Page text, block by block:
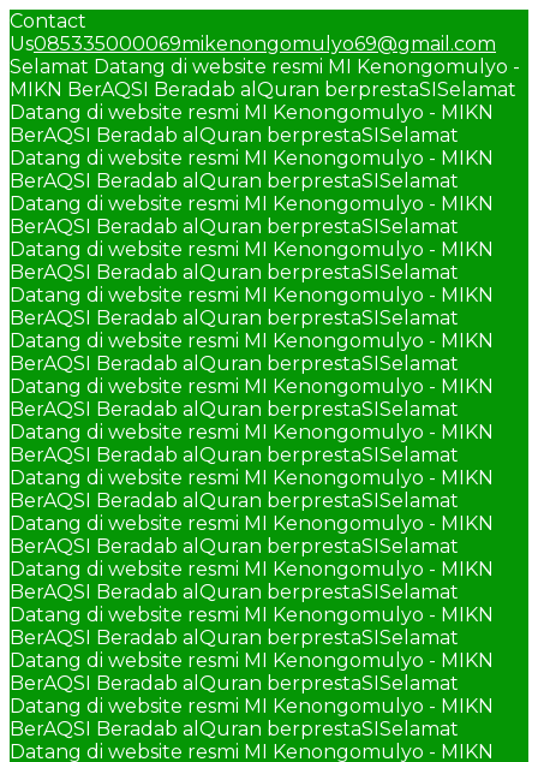
Contact
Us085335000069mikenongomulyo69@gmail.com
Selamat Datang di website resmi MI Kenongomulyo -
MIKN BerAQSI Beradab alQuran berprestaSISelamat
Datang di website resmi MI Kenongomulyo - MIKN
BerAQSI Beradab alQuran berprestaSISelamat
Datang di website resmi MI Kenongomulyo - MIKN
BerAQSI Beradab alQuran berprestaSISelamat
Datang di website resmi MI Kenongomulyo - MIKN
BerAQSI Beradab alQuran berprestaSISelamat
Datang di website resmi MI Kenongomulyo - MIKN
BerAQSI Beradab alQuran berprestaSISelamat
Datang di website resmi MI Kenongomulyo - MIKN
BerAQSI Beradab alQuran berprestaSISelamat
Datang di website resmi MI Kenongomulyo - MIKN
BerAQSI Beradab alQuran berprestaSISelamat
Datang di website resmi MI Kenongomulyo - MIKN
BerAQSI Beradab alQuran berprestaSISelamat
Datang di website resmi MI Kenongomulyo - MIKN
BerAQSI Beradab alQuran berprestaSISelamat
Datang di website resmi MI Kenongomulyo - MIKN
BerAQSI Beradab alQuran berprestaSISelamat
Datang di website resmi MI Kenongomulyo - MIKN
BerAQSI Beradab alQuran berprestaSISelamat
Datang di website resmi MI Kenongomulyo - MIKN
BerAQSI Beradab alQuran berprestaSISelamat
Datang di website resmi MI Kenongomulyo - MIKN
BerAQSI Beradab alQuran berprestaSISelamat
Datang di website resmi MI Kenongomulyo - MIKN
BerAQSI Beradab alQuran berprestaSISelamat
Datang di website resmi MI Kenongomulyo - MIKN
BerAQSI Beradab alQuran berprestaSISelamat
Datang di website resmi MI Kenongomulyo - MIKN